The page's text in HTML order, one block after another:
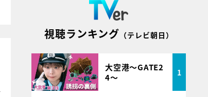
視聴ランキング （テレビ朝日）
大空港～GATE2
4～
1